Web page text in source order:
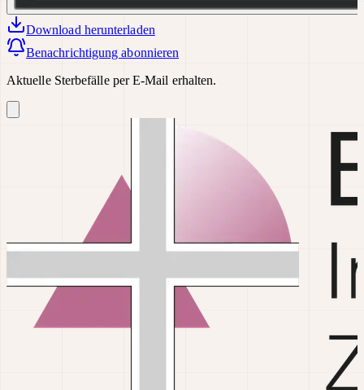
Download herunterladen
Benachrichtigung abonnieren
Aktuelle Sterbefälle per E-Mail erhalten.